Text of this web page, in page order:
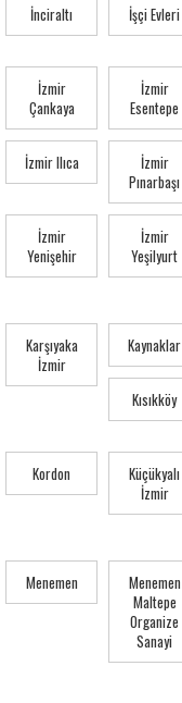
İnciraltı İşçi Evleri
İzmir
Çankaya
İzmir
Esentepe
İzmir Ilıca
İzmir
Pınarbaşı
İzmir
Yenişehir
İzmir
Yeşilyurt
Karşıyaka
İzmir
Kaynaklar
Kısıkköy
Kordon
Küçükyalı
İzmir
Menemen
Menemen
Maltepe
Organize
Sanayi